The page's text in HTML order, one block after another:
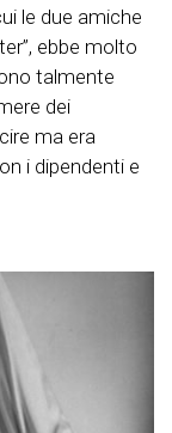
le due amiche
ebbe molto
talmente
dei
ma era
i dipendenti e